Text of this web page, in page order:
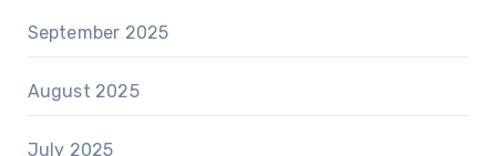
September 2025
August 2025
July 2025